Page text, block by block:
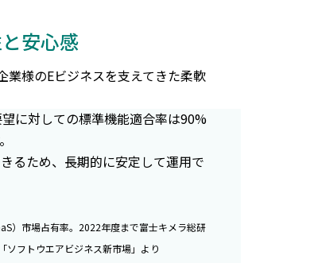
安心感
業様のEビジネスを支えてきた柔軟
に対しての標準機能適合率は90%
るため、長期的に安定して運用で
）市場占有率。2022年度まで富士キメラ総研
ソフトウエアビジネス新市場」より